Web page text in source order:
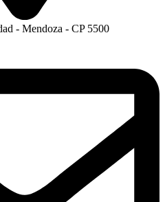
- Mendoza - CP 5500